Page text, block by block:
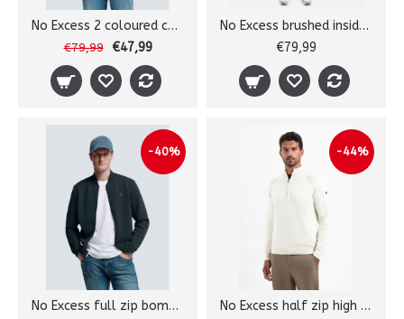
No Excess 2 coloured cardigan
€79,99 €47,99
No Excess brushed inside sw
€79,99
-40%
No Excess full zip bomber sw
-44%
No Excess half zip high collar